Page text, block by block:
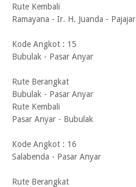
Rute Kembali
Ramayana - Ir. H. Juanda -
Kode Angkot : 15
Bubulak - Pasar Anyar
Rute Berangkat
Bubulak - Pasar Anyar
Rute Kembali
Pasar Anyar - Bubulak
Kode Angkot : 16
Salabenda - Pasar Anyar
Rute Berangkat